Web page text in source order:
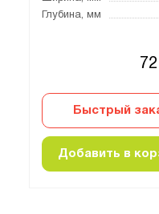
Глубина, мм
Быстрый
Добавить в